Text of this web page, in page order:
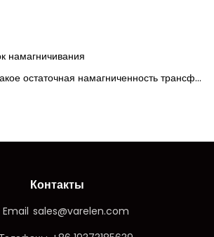
намагничивания
Следующий：Что такое остаточная намагниченность трансформатора? Каковы риски?
Контакты
Email sales@varelen.com